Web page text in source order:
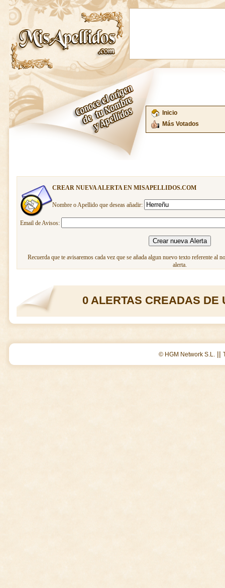
Inicio
Más Votados
CREAR NUEVA ALERTA EN MISAPELLIDOS.COM
Nombre o Apellido que deseas añadir:
Email de Avisos:
Recuerda que te avisaremos cada vez que se añada algun nuevo texto referente al
alerta.
0 ALERTAS CREADAS DE
© HGM Network S.L. ||